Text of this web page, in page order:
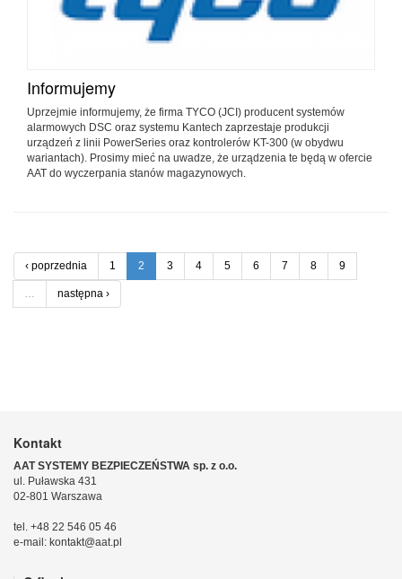
Informujemy
Uprzejmie informujemy, że firma TYCO (JCI) producent systemów
alarmowych DSC oraz systemu Kantech zaprzestaje produkcji
urządzeń z linii PowerSeries oraz kontrolerów KT-300 (w obydwu
wariantach). Prosimy mieć na uwadze, że urządzenia te będą w ofercie
AAT do wyczerpania stanów magazynowych.
‹ poprzednia 1 2 3 4 5 6 7 8 9
następna ›
Kontakt
AAT SYSTEMY BEZPIECZEŃSTWA sp. z o.o.
ul. Puławska 431
02-801 Warszawa
tel. +48 22 546 05 46
e-mail: kontakt@aat.pl